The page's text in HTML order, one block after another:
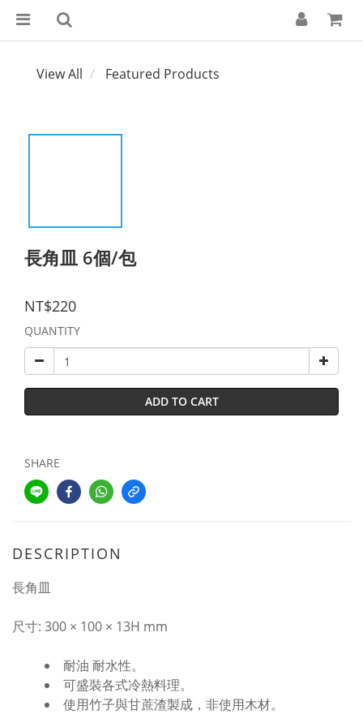
View All Featured Products
長角皿 6個/包
NT$220
QUANTITY
ADD TO CART
SHARE
DESCRIPTION
長角皿
尺寸: 300 × 100 × 13H mm
耐油 耐水性。
可盛裝各式冷熱料理。
使用竹子與甘蔗渣製成，非使用木材。